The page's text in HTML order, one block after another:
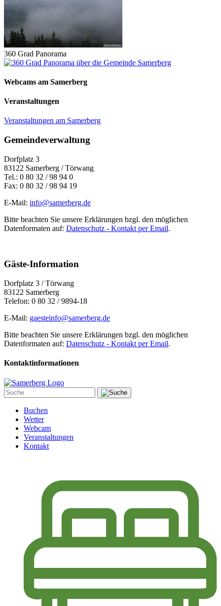
360 Grad Panorama
Webcams am Samerberg
Veranstaltungen
Veranstaltungen am Samerberg
Gemeindeverwaltung
Dorfplatz 3
83122 Samerberg / Törwang
Tel.: 0 80 32 / 98 94 0
Fax: 0 80 32 / 98 94 19
E-Mail: info@samerberg.de
Bitte beachten Sie unsere Erklärungen bzgl. den möglichen
Datenformaten auf: Datenschutz - Kontakt per Email.
Gäste-Information
Dorfplatz 3 / Törwang
83122 Samerberg
Telefon: 0 80 32 / 9894-18
E-Mail: gaesteinfo@samerberg.de
Bitte beachten Sie unsere Erklärungen bzgl. den möglichen
Datenformaten auf: Datenschutz - Kontakt per Email.
Kontaktinformationen
Buchen
Wetter
Webcam
Veranstaltungen
Kontakt